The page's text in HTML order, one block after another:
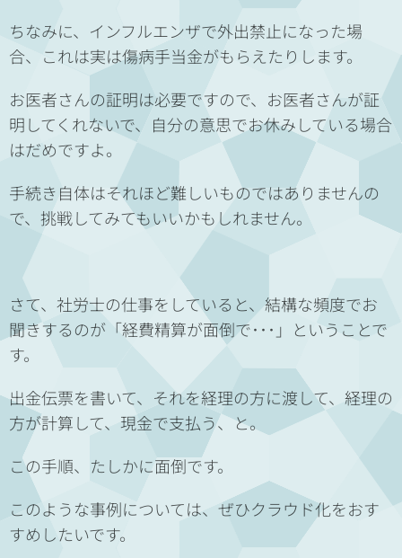
ちなみに、インフルエンザで外出禁止になった場
合、これは実は傷病手当金がもらえたりします。
お医者さんの証明は必要ですので、お医者さんが証
明してくれないで、自分の意思でお休みしている場合
はだめですよ。
手続き自体はそれほど難しいものではありませんの
で、挑戦してみてもいいかもしれません。
さて、社労士の仕事をしていると、結構な頻度でお
聞きするのが「経費精算が面倒で･･･」ということで
す。
出金伝票を書いて、それを経理の方に渡して、経理の
方が計算して、現金で支払う、と。
この手順、たしかに面倒です。
このような事例については、ぜひクラウド化をおす
すめしたいです。